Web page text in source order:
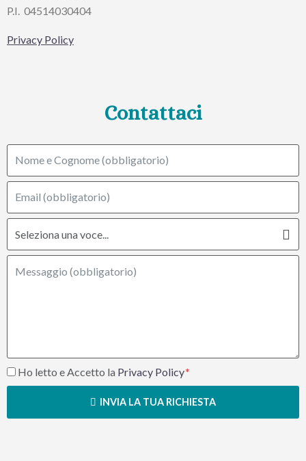
P.I. 04514030404
Privacy Policy
Contattaci
Ho letto e Accetto la Privacy Policy
INVIA LA TUA RICHIESTA